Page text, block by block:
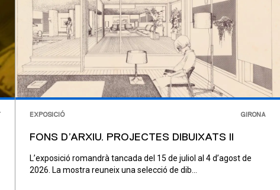
EXPOSICIÓ GIRONA
FONS D’ARXIU. PROJECTES DIBUIXATS II
L’exposició romandrà tancada del 15 de juliol al 4 d’agost de
2026. La mostra reuneix una selecció de dib...